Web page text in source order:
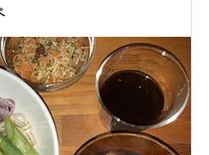
パイナップルと。羊はちょっと